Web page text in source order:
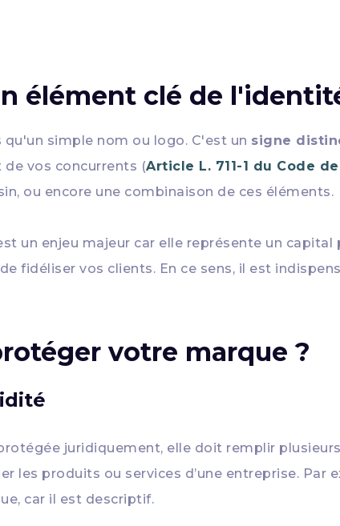
élément clé de
qu'un simple nom ou logo. C'est un signe
de vos concurrents (Article L. 711-1 du Code
ou encore une combinaison de ces éléments.
un enjeu majeur car elle représente un
fidéliser vos clients. En ce sens, il est
votre marque ?
juridiquement, elle doit remplir
les produits ou services d’une entreprise.
car il est descriptif.